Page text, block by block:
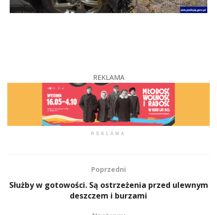
REKLAMA
REKLAMA
Poprzedni
Służby w gotowości. Są ostrzeżenia przed ulewnym
deszczem i burzami